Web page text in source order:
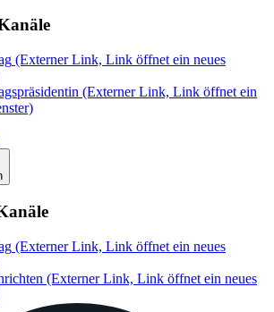
(Externer Link, Link öffnet ein neues
(Externer Link, Link öffnet ein
(Externer Link, Link öffnet ein neues
(Externer Link, Link öffnet ein neues